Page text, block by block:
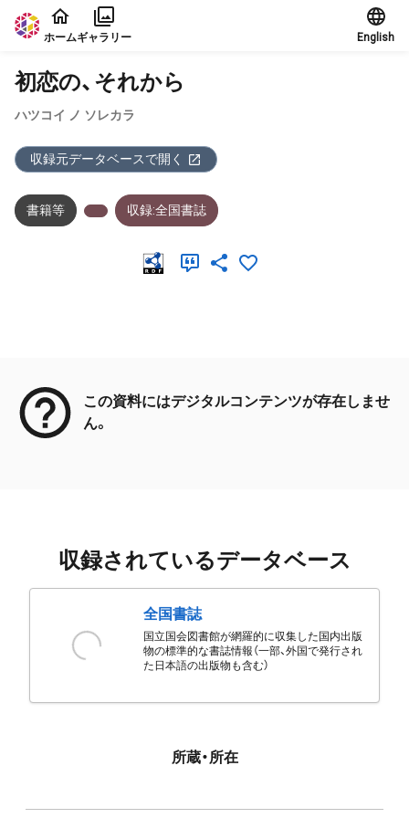
本文に飛ぶ
ホームギャラリー English
初恋の、それから
ハツコイ ノ ソレカラ
収録元データベースで開く
書籍等 収録:全国書誌
この資料にはデジタルコンテンツが存在しませ
ん。
収録されているデータベース
全国書誌
国立国会図書館が網羅的に収集した国内出版
物の標準的な書誌情報（一部、外国で発行され
た日本語の出版物も含む）
所蔵・所在